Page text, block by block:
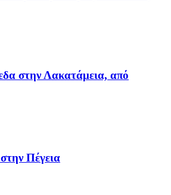
στην Λακατάμεια, από
Πέγεια